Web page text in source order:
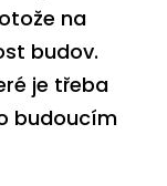
na
budov.
je třeba
budoucím